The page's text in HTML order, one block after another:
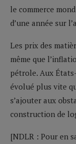
le commerce
d’une année sur
Les prix des
même que
pétrole. Aux
évolué plus vite
s’ajouter aux
construction de
[NDLR : Pour en